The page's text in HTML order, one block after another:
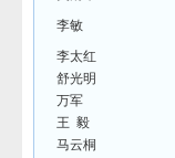
李敏
李太红
舒光明
万军
王 毅
马云桐